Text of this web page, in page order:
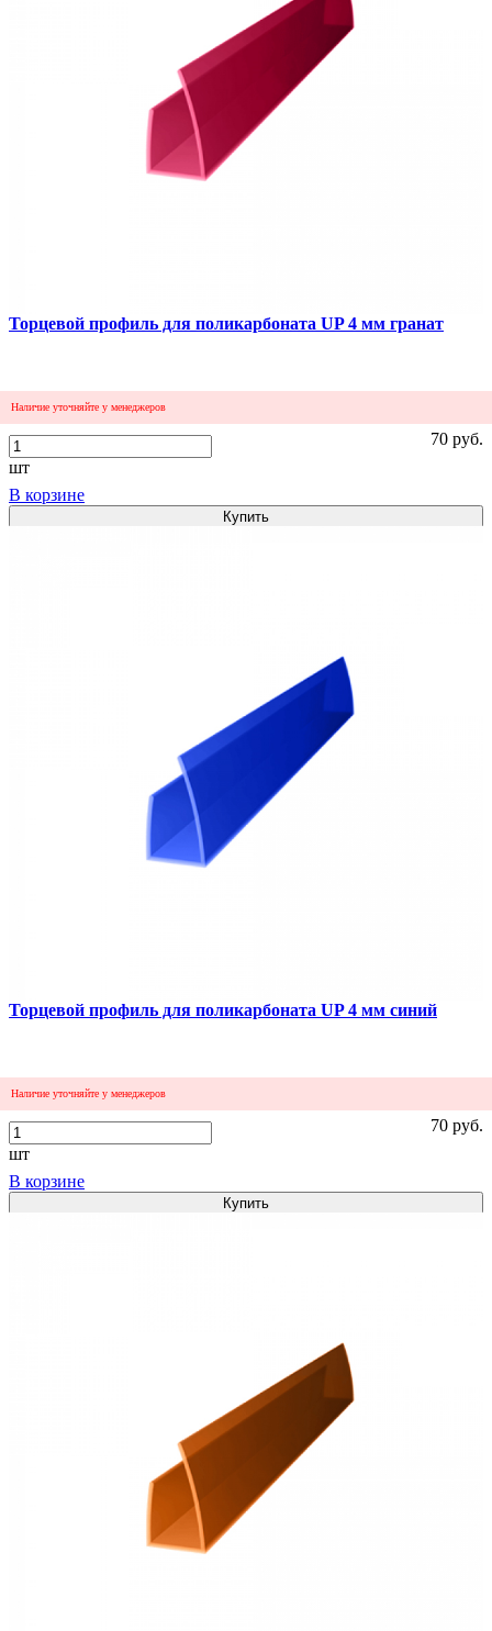
1
Торцевой профиль для поликарбоната UP 4 мм гранат
Наличие уточняйте у менеджеров
70 руб.
шт
В корзине
Купить
Торцевой профиль для поликарбоната UP 4 мм синий
Наличие уточняйте у менеджеров
70 руб.
шт
В корзине
Купить
1